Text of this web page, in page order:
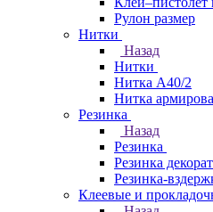
Рулон размер
Нитки
Назад
Нитки
Нитка А40/2
Нитка
Резинка
Назад
Резинка
Резинка
Резинка-
Клеевые и